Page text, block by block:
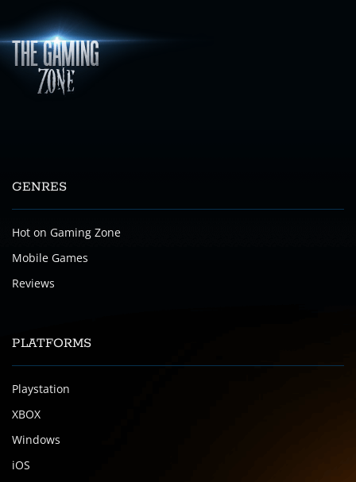
GENRES
Hot on Gaming Zone
Mobile Games
Reviews
PLATFORMS
Playstation
XBOX
Windows
iOS